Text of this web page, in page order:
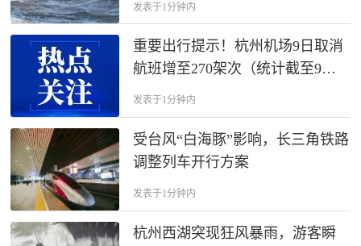
发表于1分钟内
重要出行提示！杭州机场9日取消
航班增至270架次（统计截至9日7
时）
发表于1分钟内
受台风“白海豚”影响，长三角铁路
调整列车开行方案
发表于1分钟内
杭州西湖突现狂风暴雨，游客瞬